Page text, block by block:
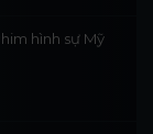
hình sự Mỹ